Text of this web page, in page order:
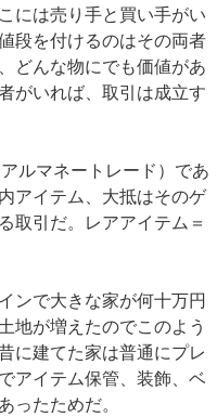
には売り手と買い手がい
段を付けるのはその両者
どんな物にでも価値があ
がいれば、取引は成立す
ルマネートレード）であ
アイテム、大抵はそのゲ
取引だ。レアアイテム＝
ンで大きな家が何十万円
地が増えたのでこのよう
に建てた家は普通にプレ
アイテム保管、装飾、ベ
ったためだ。